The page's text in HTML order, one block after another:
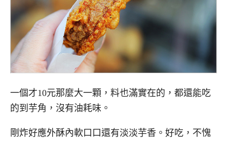
一個才10元那麼大一顆，料也滿實在的，都還能吃
的到芋角，沒有油耗味。
剛炸好應外酥內軟口口還有淡淡芋香。好吃，不愧